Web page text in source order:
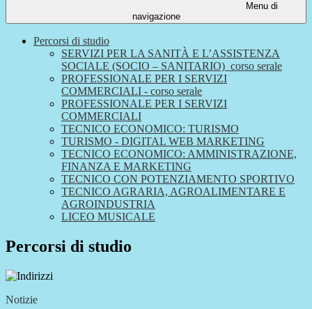
Menu di
navigazione
Percorsi di studio
SERVIZI PER LA SANITÀ E L’ASSISTENZA
SOCIALE (SOCIO – SANITARIO)_corso serale
PROFESSIONALE PER I SERVIZI
COMMERCIALI - corso serale
PROFESSIONALE PER I SERVIZI
COMMERCIALI
TECNICO ECONOMICO: TURISMO
TURISMO - DIGITAL WEB MARKETING
TECNICO ECONOMICO: AMMINISTRAZIONE,
FINANZA E MARKETING
TECNICO CON POTENZIAMENTO SPORTIVO
TECNICO AGRARIA, AGROALIMENTARE E
AGROINDUSTRIA
LICEO MUSICALE
Percorsi di studio
Notizie